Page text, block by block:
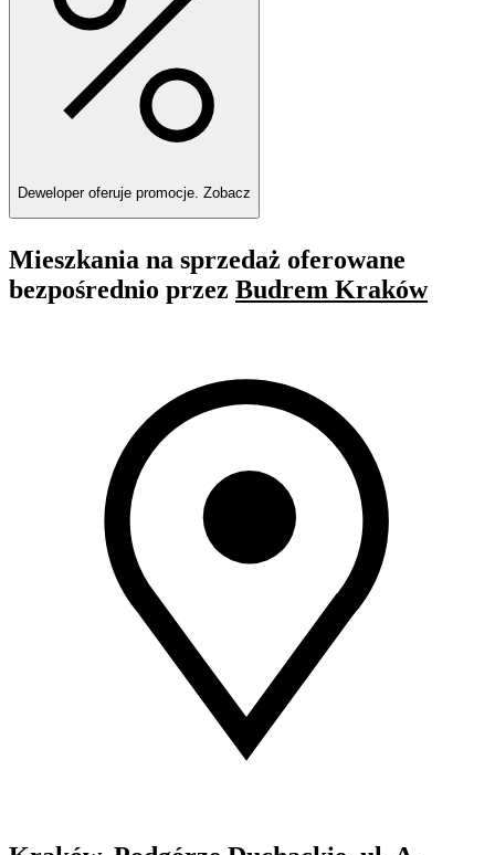
Deweloper oferuje promocje. Zobacz
Mieszkania na sprzedaż oferowane
bezpośrednio przez Budrem Kraków